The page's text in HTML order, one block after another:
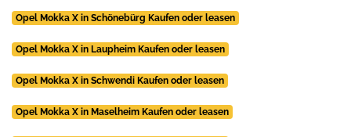
Opel Mokka X in Schönebürg Kaufen oder leasen
Opel Mokka X in Laupheim Kaufen oder leasen
Opel Mokka X in Schwendi Kaufen oder leasen
Opel Mokka X in Maselheim Kaufen oder leasen